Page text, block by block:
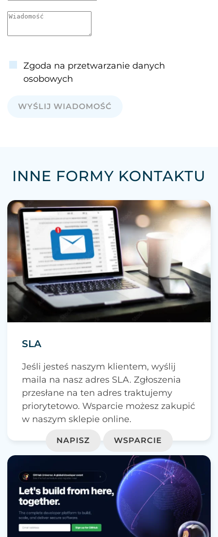
Zgoda na przetwarzanie danych
osobowych
WYŚLIJ WIADOMOŚĆ
INNE FORMY KONTAKTU
SLA
Jeśli jesteś naszym klientem, wyślij
maila na nasz adres SLA. Zgłoszenia
przesłane na ten adres traktujemy
priorytetowo. Wsparcie możesz zakupić
w naszym sklepie online.
NAPISZ WSPARCIE